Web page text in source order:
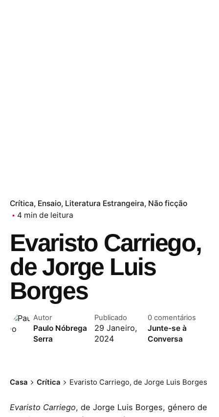
Crítica Ensaio Literatura Estrangeira Não ficção
4 min de leitura
Evaristo Carriego,
de Jorge Luis
Borges
Autor
Paulo Nóbrega
Serra
Publicado
29 Janeiro,
2024
0 comentários
Junte-se à
Conversa
Casa Crítica Evaristo Carriego, de Jorge Luis Borges
Evaristo Carriego, de Jorge Luis Borges, género de